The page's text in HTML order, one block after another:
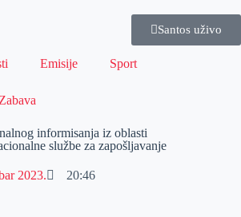
Santos uživo
Emisije Sport
Zabava
informisanja iz oblasti
službe za zapošljavanje
2023. 20:46